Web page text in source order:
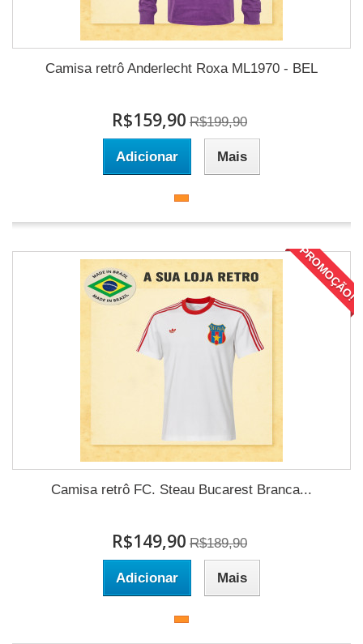
Camisa retrô Anderlecht Roxa ML1970 - BEL
R$159,90 R$199,90
Adicionar Mais
PROMOÇÃO!
Camisa retrô FC. Steau Bucarest Branca...
R$149,90 R$189,90
Adicionar Mais